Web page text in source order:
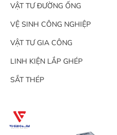
VẬT TƯ ĐƯỜNG ỐNG
VỆ SINH CÔNG NGHIỆP
VẬT TƯ GIA CÔNG
LINH KIỆN LẮP GHÉP
SẮT THÉP